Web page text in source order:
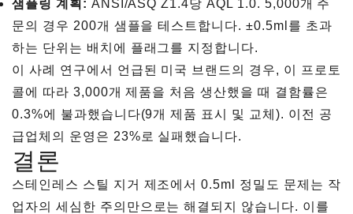
샘플링 계획: ANSI/ASQ Z1.4당 AQL 1.0. 5,000개 주
문의 경우 200개 샘플을 테스트합니다. ±0.5ml를 초과
하는 단위는 배치에 플래그를 지정합니다.
이 사례 연구에서 언급된 미국 브랜드의 경우, 이 프로토
콜에 따라 3,000개 제품을 처음 생산했을 때 결함률은
0.3%에 불과했습니다(9개 제품 표시 및 교체). 이전 공
급업체의 운영은 23%로 실패했습니다.
결론
스테인레스 스틸 지거 제조에서 0.5ml 정밀도 문제는 작
업자의 세심한 주의만으로는 해결되지 않습니다. 이를